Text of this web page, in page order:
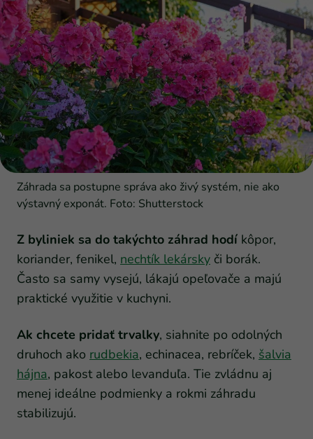
Záhrada sa postupne správa ako živý systém, nie ako
výstavný exponát. Foto: Shutterstock
Z byliniek sa do takýchto záhrad hodí kôpor,
koriander, fenikel, nechtík lekársky či borák.
Často sa samy vysejú, lákajú opeľovače a majú
praktické využitie v kuchyni.
Ak chcete pridať trvalky, siahnite po odolných
druhoch ako rudbekia, echinacea, rebríček, šalvia
hájna, pakost alebo levanduľa. Tie zvládnu aj
menej ideálne podmienky a rokmi záhradu
stabilizujú.